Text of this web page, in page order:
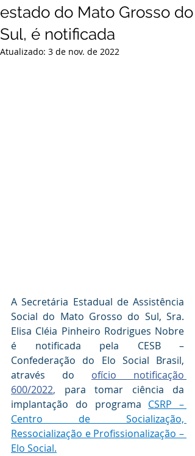
estado do Mato Grosso do
Sul, é notificada
Atualizado: 3 de nov. de 2022
A Secretária Estadual de Assistência
Social do Mato Grosso do Sul, Sra.
Elisa Cléia Pinheiro Rodrigues Nobre
é notificada pela CESB –
Confederação do Elo Social Brasil,
através do ofício notificação
600/2022, para tomar ciência da
implantação do programa CSRP –
Centro de Socialização,
Ressocialização e Profissionalização –
Elo Social.